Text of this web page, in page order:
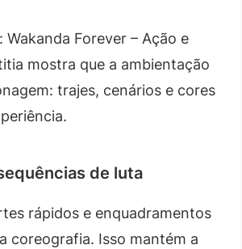
Wakanda Forever – Ação e
mostra que a ambientação
trajes, cenários e cores
de luta
rápidos e enquadramentos
coreografia. Isso mantém a